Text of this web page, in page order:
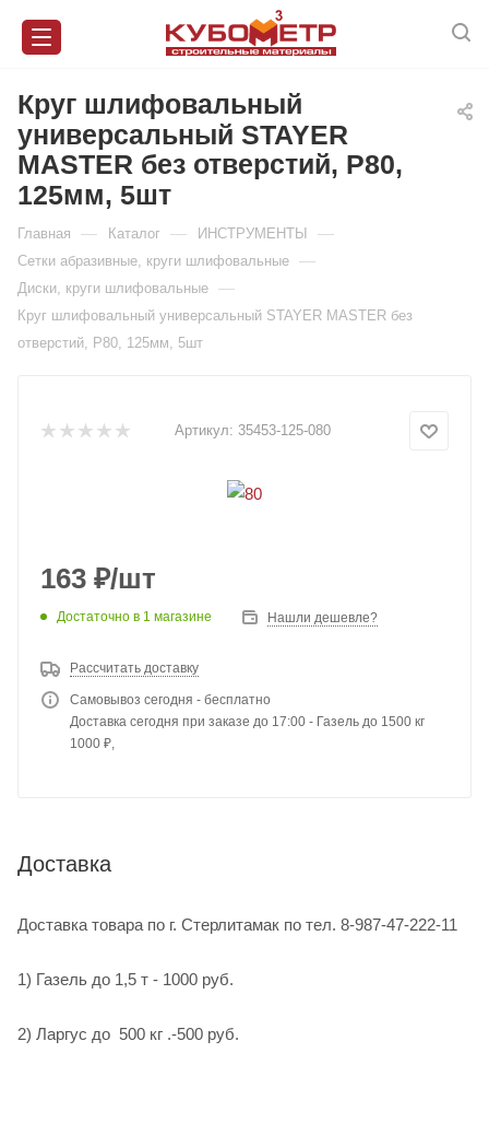
Круг шлифовальный
универсальный STAYER
MASTER без отверстий, Р80,
125мм, 5шт
Главная — Каталог — ИНСТРУМЕНТЫ —
Сетки абразивные, круги шлифовальные —
Диски, круги шлифовальные —
Круг шлифовальный универсальный STAYER MASTER без
отверстий, Р80, 125мм, 5шт
Артикул: 35453-125-080
163 ₽/шт
Достаточно в 1 магазине Нашли дешевле?
Рассчитать доставку
Самовывоз сегодня - бесплатно
Доставка сегодня при заказе до 17:00 - Газель до 1500 кг
1000 ₽,
Доставка
Доставка товара по г. Стерлитамак по тел. 8-987-47-222-11
1) Газель до 1,5 т - 1000 руб.
2) Ларгус до 500 кг .-500 руб.